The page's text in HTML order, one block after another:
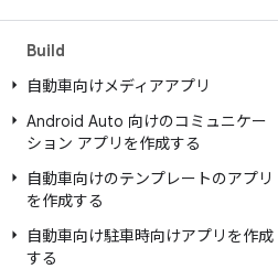
Build
自動車向けメディアアプリ
Android Auto 向けのコミュニケー
ション アプリを作成する
自動車向けのテンプレートのアプリ
を作成する
自動車向け駐車時向けアプリを作成
する